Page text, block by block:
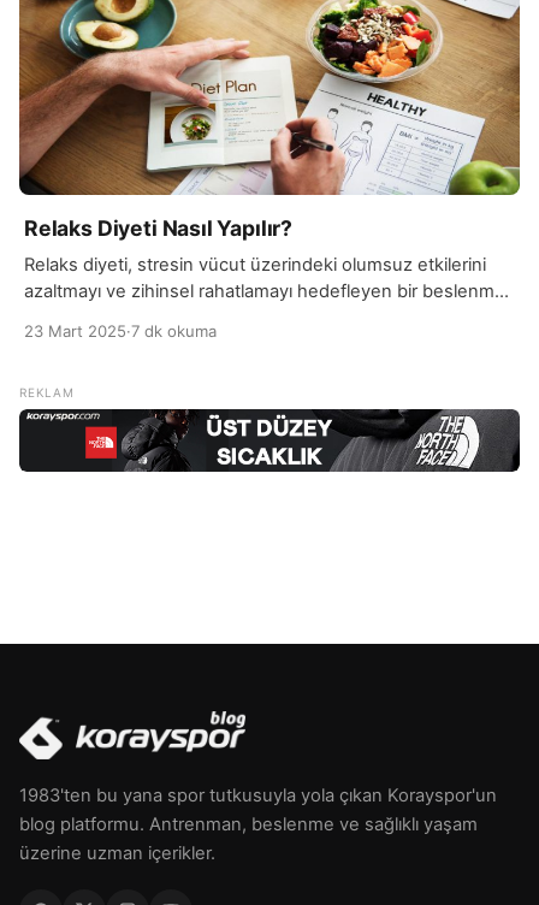
Relaks Diyeti Nasıl Yapılır?
Relaks diyeti, stresin vücut üzerindeki olumsuz etkilerini
azaltmayı ve zihinsel rahatlamayı hedefleyen bir beslenme
ve zihinsel sağlığı desteklemesi için stres hormonlarını
Relaks diyeti, genellikle vücutta stres kaynaklı gerginlikleri
hafifletmeye yardımcı olmak amacıyla, besinlerin içerdiği
vitamin, mineral ve antioksidanlar ile beslenme düzeni […]
23 Mart 2025·7 dk okuma
1983'ten bu yana spor tutkusuyla yola çıkan Korayspor'un
blog platformu. Antrenman, beslenme ve sağlıklı yaşam
üzerine uzman içerikler.